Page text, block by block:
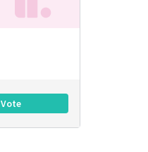
VoteProposta z - fazer w